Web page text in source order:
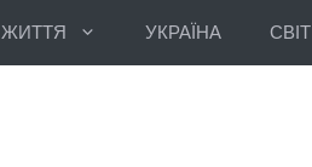
ЖИТТЯ УКРАЇНА СВІТ